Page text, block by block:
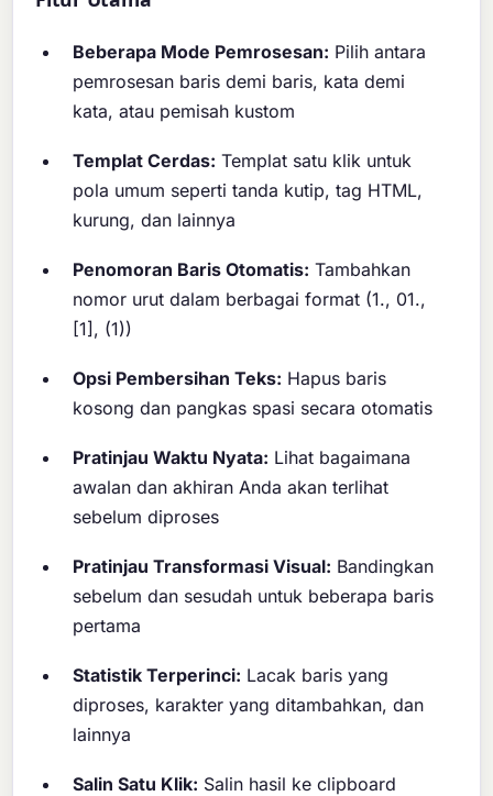
Beberapa Mode Pemrosesan: Pilih antara
pemrosesan baris demi baris, kata demi
kata, atau pemisah kustom
Templat Cerdas: Templat satu klik untuk
pola umum seperti tanda kutip, tag HTML,
kurung, dan lainnya
Penomoran Baris Otomatis: Tambahkan
nomor urut dalam berbagai format (1., 01.,
[1], (1))
Opsi Pembersihan Teks: Hapus baris
kosong dan pangkas spasi secara otomatis
Pratinjau Waktu Nyata: Lihat bagaimana
awalan dan akhiran Anda akan terlihat
sebelum diproses
Pratinjau Transformasi Visual: Bandingkan
sebelum dan sesudah untuk beberapa baris
pertama
Statistik Terperinci: Lacak baris yang
diproses, karakter yang ditambahkan, dan
lainnya
Salin Satu Klik: Salin hasil ke clipboard